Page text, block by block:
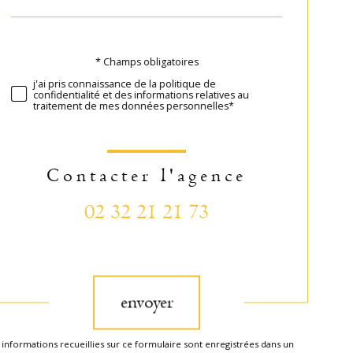
Validation* Champs obligatoires
j'ai pris connaissance de la politique de
confidentialité et des informations relatives au
traitement de mes données personnelles*
Contacter l'agence
02 32 21 21 73
envoyer
informations recueillies sur ce formulaire sont enregistrées dans un